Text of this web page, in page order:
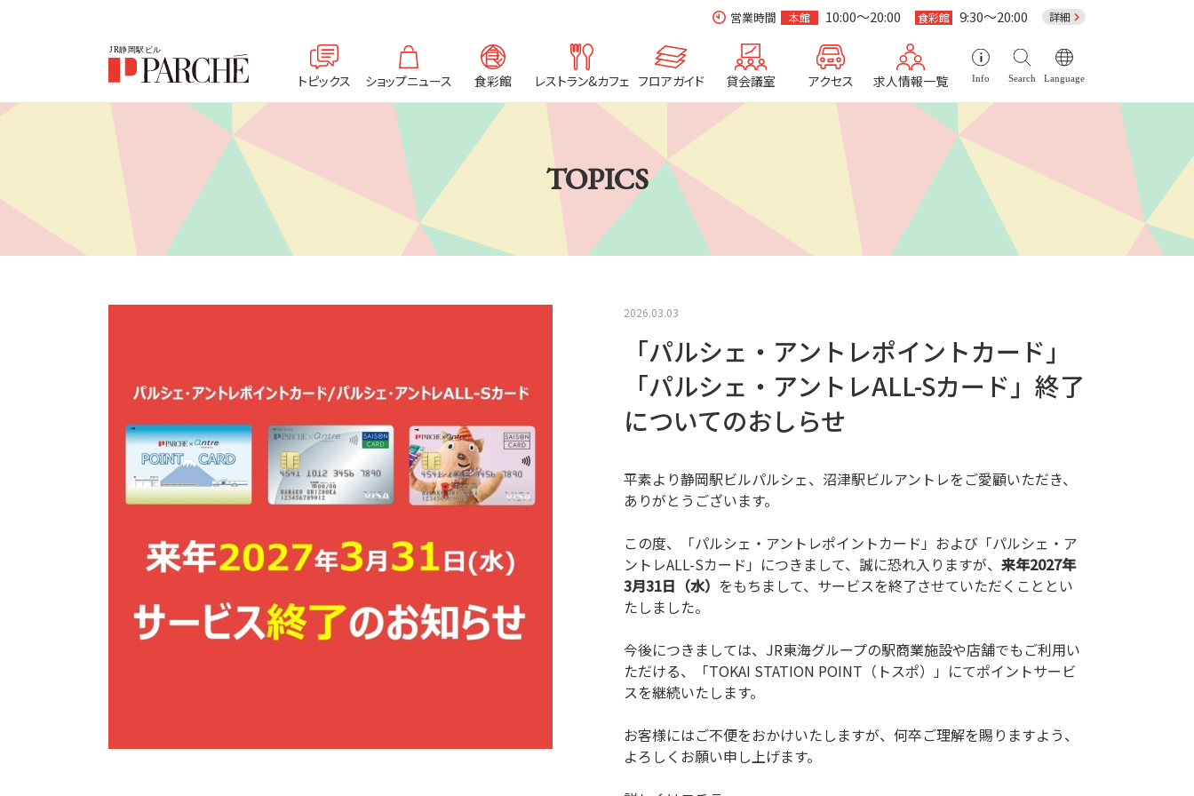
営業時間 本館 10:00～20:00 食彩館 9:30～20:00 詳細
トピックス ショップニュース 食彩館 レストラン&カフェ フロアガイド 貸会議室 アクセス 求人情報一覧 Info Search Language
TOPICS
2026.03.03
「パルシェ・アントレポイントカード」
「パルシェ・アントレALL-Sカード」終了
についてのおしらせ
平素より静岡駅ビルパルシェ、沼津駅ビルアントレをご愛顧いただき、
ありがとうございます。
この度、「パルシェ・アントレポイントカード」および「パルシェ・ア
ントレALL-Sカード」につきまして、誠に恐れ入りますが、 来年2027年
3月31日（水） をもちまして、サービスを終了させていただくこととい
たしました。
今後につきましては、JR東海グループの駅商業施設や店舗でもご利用い
ただける、「TOKAI STATION POINT（トスポ）」にてポイントサービ
スを継続いたします。
お客様にはご不便をおかけいたしますが、何卒ご理解を賜りますよう、
よろしくお願い申し上げます。